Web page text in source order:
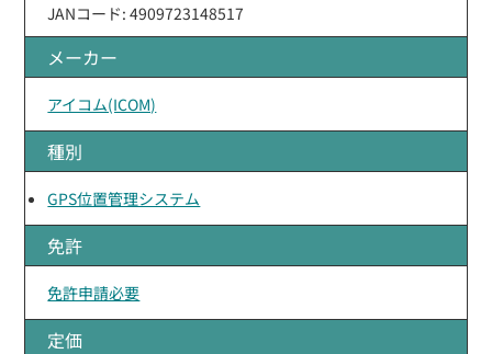
JANコード: 4909723148517
メーカー
アイコム(ICOM)
種別
GPS位置管理システム
免許
免許申請必要
定価